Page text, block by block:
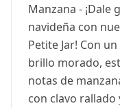
Manzana -
navideña con
Petite Jar! Con
brillo morado,
notas de
con clavo rallado